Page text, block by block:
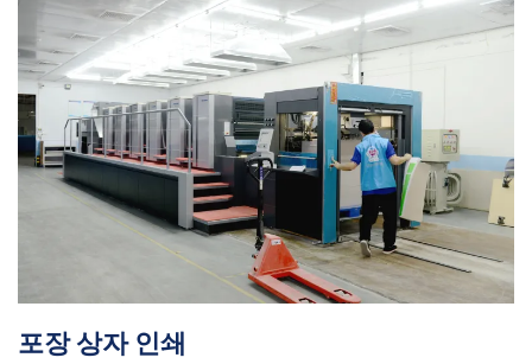
포장 상자 인쇄